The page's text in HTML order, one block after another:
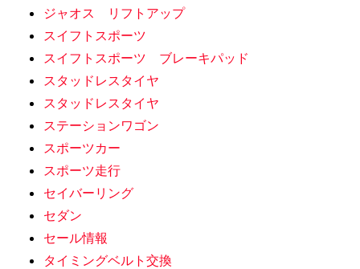
ジャオス リフトアップ
スイフトスポーツ
スイフトスポーツ ブレーキパッド
スタッドレスタイヤ
スタッドレスタイヤ
ステーションワゴン
スポーツカー
スポーツ走行
セイバーリング
セダン
セール情報
タイミングベルト交換